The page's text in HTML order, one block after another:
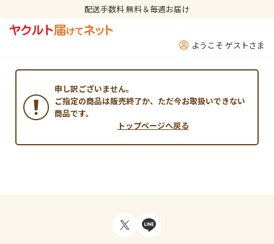
配送手数料 無料＆毎週お届け
ようこそ ゲストさま
申し訳ございません。
ご指定の商品は販売終了か、ただ今お取扱いできない
商品です。
トップページへ戻る